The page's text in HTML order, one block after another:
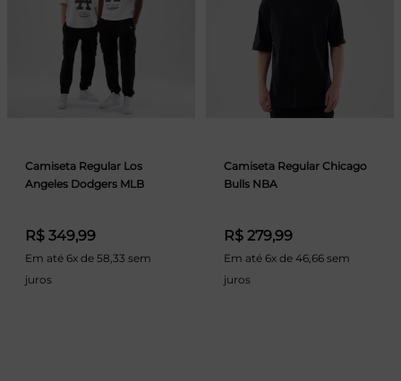
Camiseta Regular Los
Angeles Dodgers MLB
R$ 349,99
Em até 6x de 58,33 sem
juros
Camiseta Regular Chicago
Bulls NBA
R$ 279,99
Em até 6x de 46,66 sem
juros